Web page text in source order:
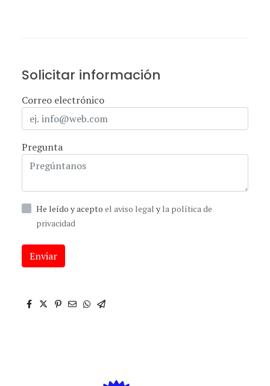
Solicitar información
Correo electrónico
Pregunta
He leído y acepto el aviso legal y la política de
privacidad
Enviar